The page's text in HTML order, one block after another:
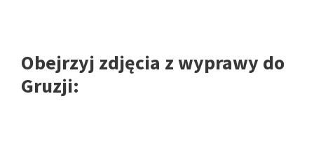
Obejrzyj zdjęcia z wyprawy do
Gruzji: